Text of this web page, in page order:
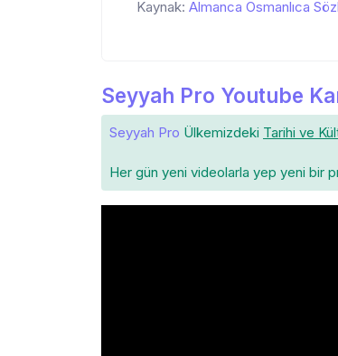
Kaynak: Almanca Osmanlıca
Seyyah Pro Youtube
Seyyah Pro Ülkemizdeki Tarihi ve
Her gün yeni videolarla yep yeni bir